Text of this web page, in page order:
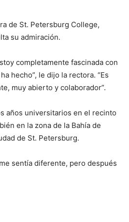
de St. Petersburg College,
su admiración.
completamente fascinada con
hecho”, le dijo la rectora. “Es
muy abierto y colaborador”.
años universitarios en el recinto
en la zona de la Bahía de
de St. Petersburg.
sentía diferente, pero después